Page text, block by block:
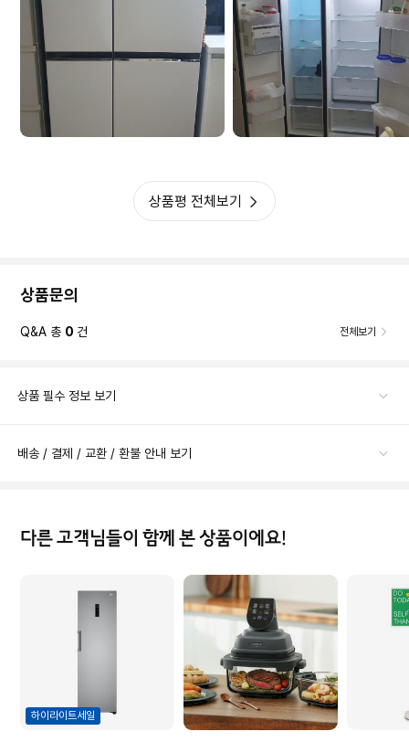
상품평 전체보기
상품문의
Q&A 총 0 건 전체보기
상품 필수 정보 보기
배송 / 결제 / 교환 / 환불 안내 보기
다른 고객님들이 함께 본 상품이에요!
하이라이트세일